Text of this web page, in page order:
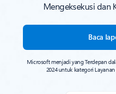
Mengeksekusi dan
Baca
Microsoft menjadi yang Terdepan
2024 untuk kategori